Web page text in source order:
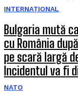
INTERNAȚIONAL
Bulgaria mută
cu România
pe scară largă
Incidentul va fi
NATO